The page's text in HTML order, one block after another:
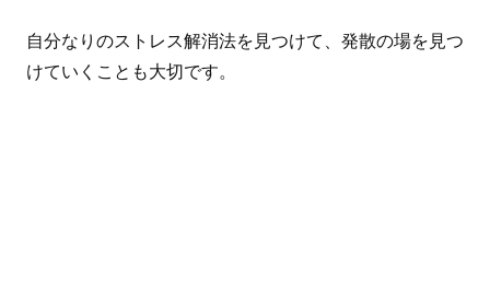
自分なりのストレス解消法を見つけて、発散の場を見つ
けていくことも大切です。